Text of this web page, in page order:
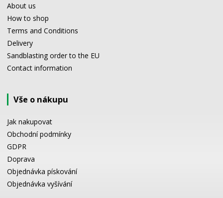
About us
How to shop
Terms and Conditions
Delivery
Sandblasting order to the EU
Contact information
Vše o nákupu
Jak nakupovat
Obchodní podmínky
GDPR
Doprava
Objednávka pískování
Objednávka vyšívání